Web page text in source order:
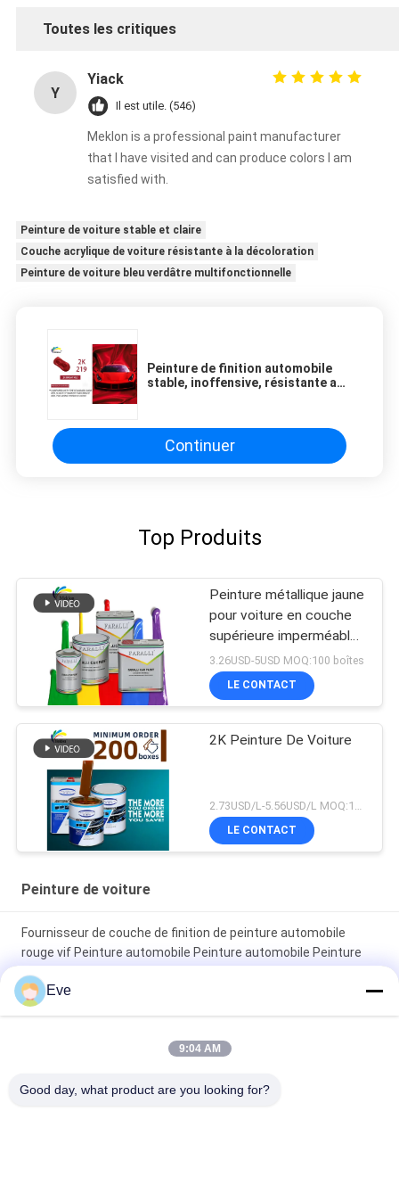
Toutes les critiques
Y
Yiack
Il est utile. (546)
Meklon is a professional paint manufacturer
that I have visited and can produce colors I am
satisfied with.
Peinture de voiture stable et claire
Couche acrylique de voiture résistante à la décoloration
Peinture de voiture bleu verdâtre multifonctionnelle
Peinture de finition automobile
stable, inoffensive, résistante aux
Continuer
Top Produits
Peinture métallique jaune
pour voiture en couche
supérieure imperméable
à l'humidité pratique anti-
fading
3.26USD-5USD MOQ:100 boîtes
LE CONTACT
2K Peinture De Voiture
LE CONTACT
Peinture de voiture
Fournisseur de couche de finition de peinture automobile
rouge vif Peinture automobile Peinture automobile Peinture
en aérosol
Peinture automobile rouge brillant résistant à la décoloration
Peinture de finition automobile brillante, anticorrosion,
réparation automobile
Eve
9:04 AM
Good day, what product are you looking for?